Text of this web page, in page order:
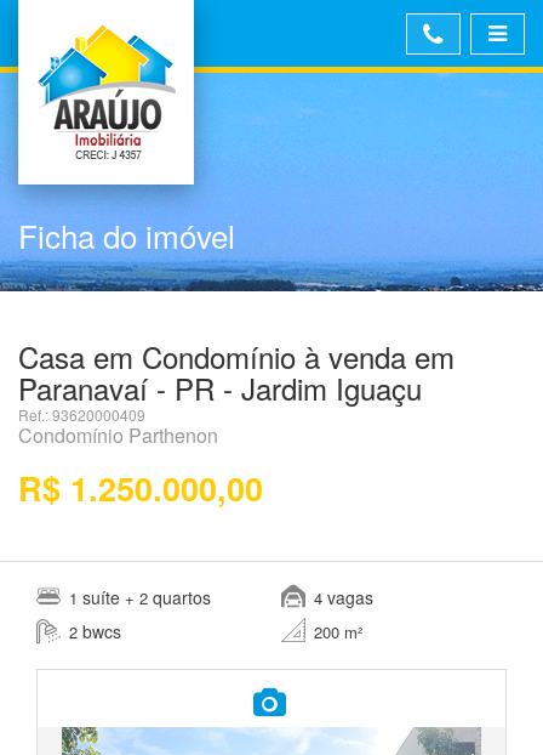
Ficha do imóvel
Casa em Condomínio à venda em
Paranavaí - PR - Jardim Iguaçu
Ref.: 93620000409
Condomínio Parthenon
R$ 1.250.000,00
1 suíte + 2 quartos
2 bwcs
4 vagas
200 m²